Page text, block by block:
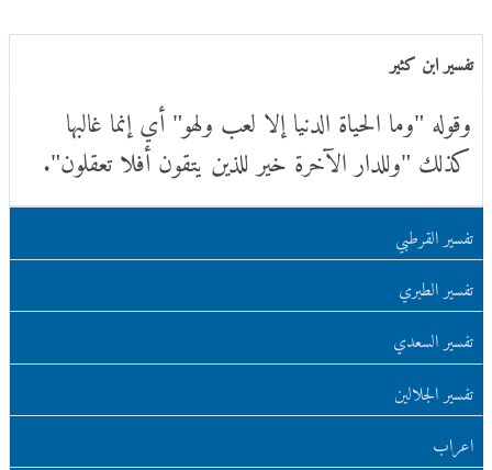
تفسير ابن كثير
وقوله "وما الحياة الدنيا إلا لعب ولهو" أي إنما غالبها
كذلك "وللدار الآخرة خير للذين يتقون أفلا تعقلون".
تفسير القرطبي
تفسير الطبري
تفسير السعدي
تفسير الجلالين
اعراب